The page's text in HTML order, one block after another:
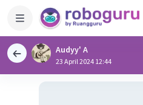
Audyy' A
23 April 2024 12:44